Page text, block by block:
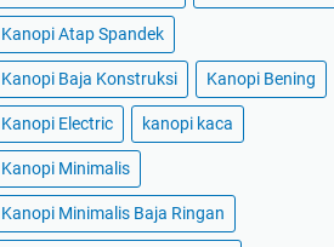
Kanopi Atap Spandek
Kanopi Baja Konstruksi Kanopi Bening
Kanopi Electric kanopi kaca
Kanopi Minimalis
Kanopi Minimalis Baja Ringan